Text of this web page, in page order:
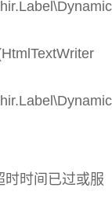
时时间已过或服